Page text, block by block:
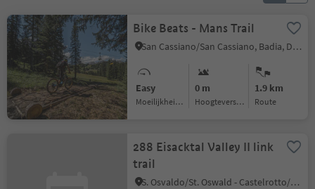
Bike Beats - Mans Trail
San Cassiano/San Cassiano, Badia, Dolomites Region Alta Badia
Easy
Moeilijkheidsgraad
0 m
Hoogteverschil
1.9 km
Route
288 Eisacktal Valley II link
trail
S. Osvaldo/St. Oswald - Castelrotto/Kastelruth, Kastelruth/Castelrotto, Dolomites Region Seiser Alm